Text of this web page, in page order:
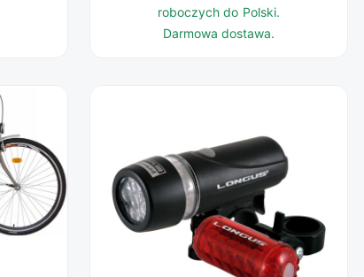
roboczych do Polski.
Darmowa dostawa.